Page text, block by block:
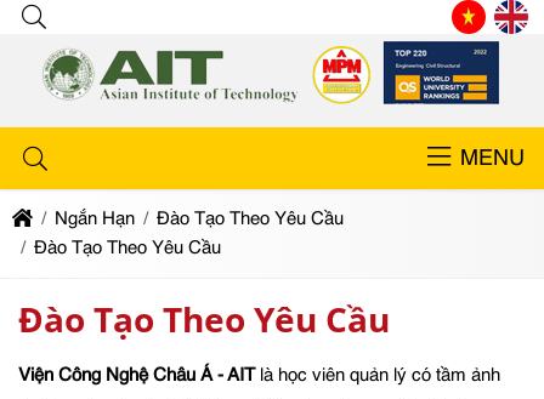
MENU
Ngắn Hạn
Đào Tạo Theo Yêu Cầu
Đào Tạo Theo Yêu Cầu
Đào Tạo Theo Yêu Cầu
Viện Công Nghệ Châu Á - AITlà học viên quản lý có tầm ảnh